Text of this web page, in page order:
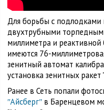
Для борьбы с
двухтрубными
миллиметра и
имеются 76-
зенитный автомат
установка зенитных ракет
Ранее в Сеть попали
ʺАйсбергʺв Баренцевом